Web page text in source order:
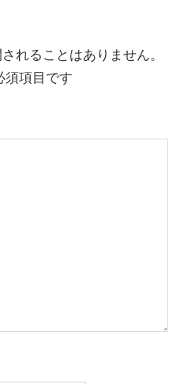
れることはありません。
須項目です